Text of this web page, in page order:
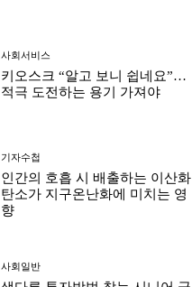
사회서비스
키오스크 “알고 보니 쉽네요”…
적극 도전하는 용기 가져야
기자수첩
인간의 호흡 시 배출하는 이산화
탄소가 지구온난화에 미치는 영
향
사회일반